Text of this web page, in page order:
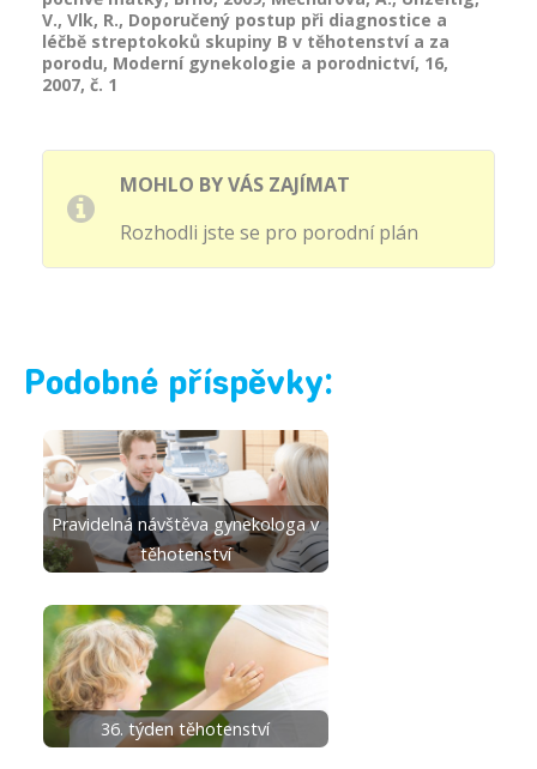
V., Vlk, R., Doporučený postup při diagnostice a
léčbě streptokoků skupiny B v těhotenství a za
porodu, Moderní gynekologie a porodnictví, 16,
2007, č. 1
MOHLO BY VÁS ZAJÍMAT
Rozhodli jste se pro porodní plán
Podobné příspěvky:
Pravidelná návštěva gynekologa v
těhotenství
36. týden těhotenství